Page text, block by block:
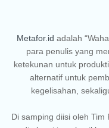
Metafor.id adalah
para penulis yang
ketekunan untuk
alternatif untuk
kegelisahan,
Di samping diisi oleh Tim